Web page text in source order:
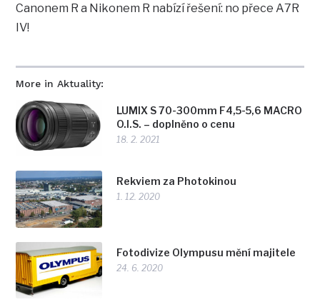
More in Aktuality:
LUMIX S 70-300mm F4,5-5,6 MACRO
O.I.S. – doplněno o cenu
18. 2. 2021
Rekviem za Photokinou
1. 12. 2020
Fotodivize Olympusu mění majitele
24. 6. 2020
Canonem R a Nikonem R nabízí řešení: no přece A7R
IV!